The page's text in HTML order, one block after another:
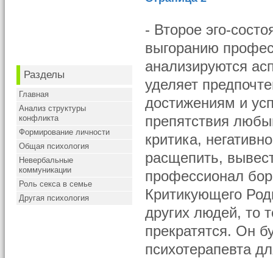
Разделы
Главная
Анализ структуры
конфликта
Формирование личности
Общая психология
Невербальные
коммуникации
Роль секса в семье
Другая психология
- Второе эго-
выгоранию
анализируются
уделяет
достижениям и
препятствия
критика,
расщепить,
профессионал
Критикующего
других людей, то
прекратятся. Он
психотерапевта